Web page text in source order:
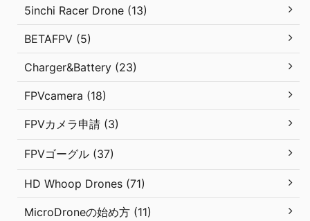
5inchi Racer Drone (13)
BETAFPV (5)
Charger&Battery (23)
FPVcamera (18)
FPVカメラ申請 (3)
FPVゴーグル (37)
HD Whoop Drones (71)
MicroDroneの始め方 (11)